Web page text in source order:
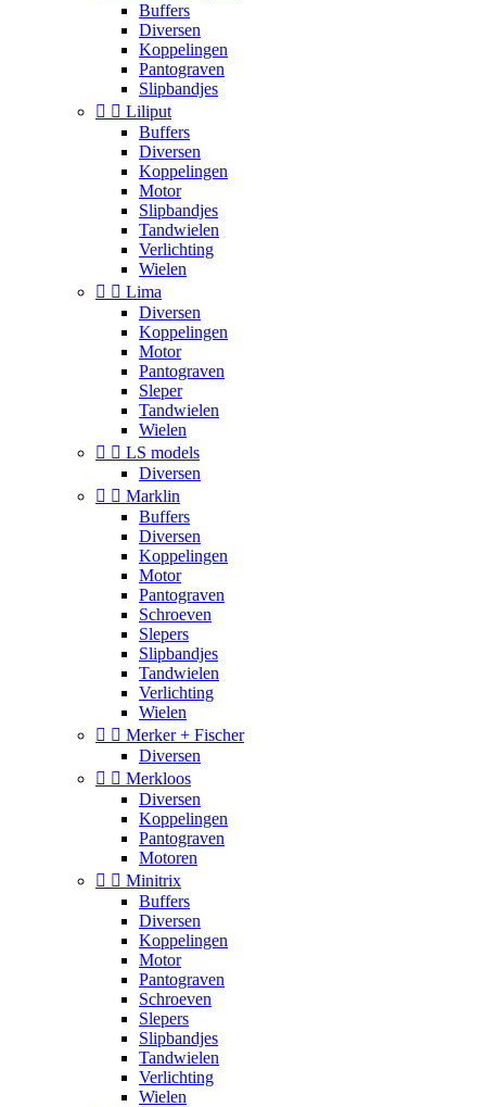
Buffers
Diversen
Koppelingen
Pantograven
Slipbandjes
  Liliput
Buffers
Diversen
Koppelingen
Motor
Slipbandjes
Tandwielen
Verlichting
Wielen
  Lima
Diversen
Koppelingen
Motor
Pantograven
Sleper
Tandwielen
Wielen
  LS models
Diversen
  Marklin
Buffers
Diversen
Koppelingen
Motor
Pantograven
Schroeven
Slepers
Slipbandjes
Tandwielen
Verlichting
Wielen
  Merker + Fischer
Diversen
  Merkloos
Diversen
Koppelingen
Pantograven
Motoren
  Minitrix
Buffers
Diversen
Koppelingen
Motor
Pantograven
Schroeven
Slepers
Slipbandjes
Tandwielen
Verlichting
Wielen